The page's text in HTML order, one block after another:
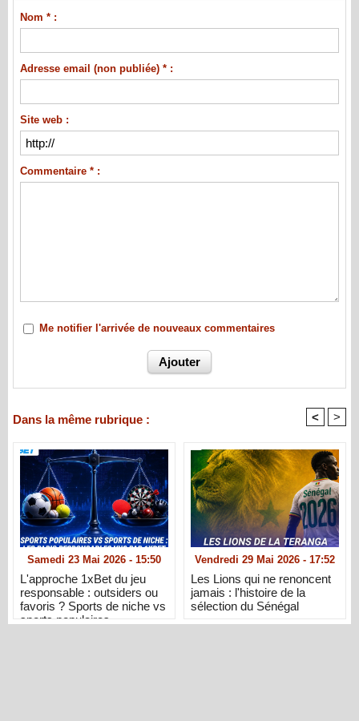
Nom * :
Adresse email (non publiée) * :
Site web :
Commentaire * :
Me notifier l'arrivée de nouveaux commentaires
Dans la même rubrique : < >
Samedi 23 Mai 2026 - 15:50
L'approche 1xBet du jeu
responsable : outsiders ou
favoris ? Sports de niche vs
sports populaires
Vendredi 29 Mai 2026 - 17:52
Les Lions qui ne renoncent
jamais : l'histoire de la
sélection du Sénégal